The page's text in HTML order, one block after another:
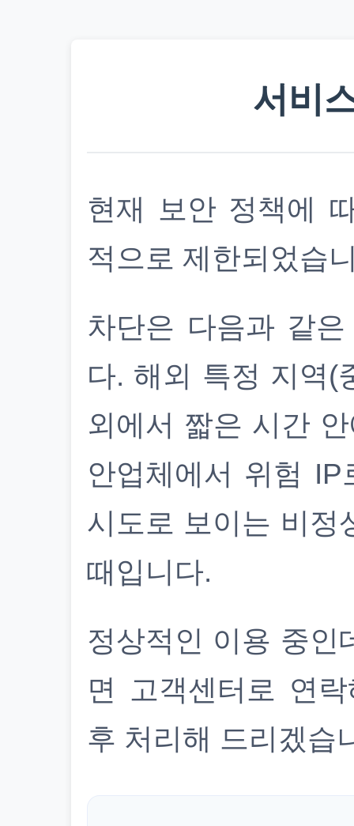
서비
현재 보안 정책에
적으로 제한되었습
차단은 다음과 같
다. 해외 특정 지역(
외에서 짧은 시간
안업체에서 위험
시도로 보이는 비정
때입니다.
정상적인 이용 중인
면 고객센터로 연
후 처리해 드리겠습